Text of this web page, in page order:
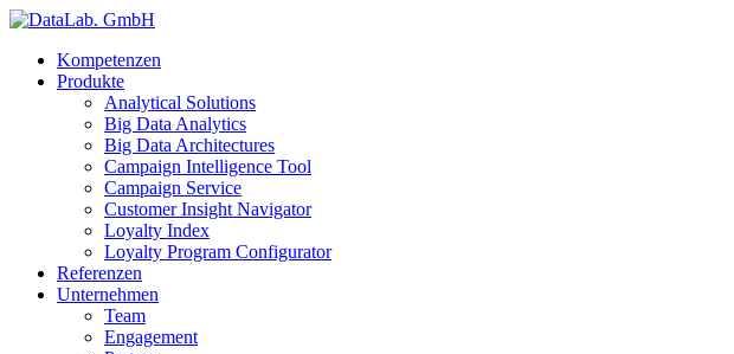
Kompetenzen
Produkte
Analytical Solutions
Big Data Analytics
Big Data Architectures
Campaign Intelligence Tool
Campaign Service
Customer Insight Navigator
Loyalty Index
Loyalty Program Configurator
Referenzen
Unternehmen
Team
Engagement